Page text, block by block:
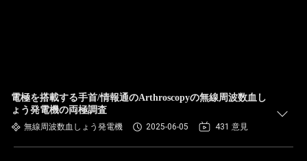
電極を搭載する手首/情報通のArthroscopyの無線周波数血し
ょう発電機の両極調査
無線周波数血しょう発電機 2025-06-05 431 意見